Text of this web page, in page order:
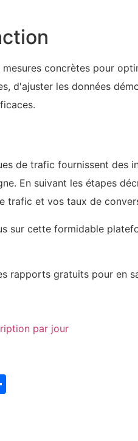
concrètes pour
d'ajuster les données
de trafic fournissent des
En suivant les étapes
trafic et vos taux de
sur cette formidable
rapports gratuits pour en
par jour